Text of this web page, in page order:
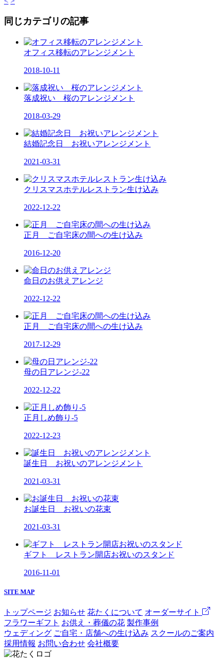
同じカテゴリの記事
オフィス移転のアレンジメント
2018-10-11
落成祝い 桜のアレンジメント
2018-03-29
結婚記念日 お祝いアレンジメント
2021-03-31
クリスマスホテルレストラン生け込み
2022-12-22
正月 ご自宅床の間への生け込み
2016-12-20
命日のお供えアレンジ
2022-12-22
正月 ご自宅床の間への生け込み
2017-12-29
母の日アレンジ-22
2022-12-22
正月しめ飾り-5
2022-12-23
誕生日 お祝いのアレンジメント
2021-03-31
お誕生日 お祝いの花束
2021-03-31
ギフト レストラン開店お祝いのスタンド
2016-11-01
SITE MAP
トップページ お知らせ 花たくについて オーダーサイト
フラワーギフト お供え・葬儀の花 製作事例
ウェディング ご自宅・店舗への生け込み スクールのご案内
採用情報 お問い合わせ 会社概要